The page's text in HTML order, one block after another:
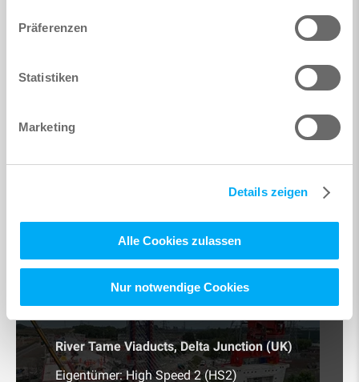
Präferenzen
Statistiken
Marketing
Details zeigen
Alle Cookies zulassen
Nur notwendige Cookies
Fundament: Soletanche-Bachy
Departement Var | Frankreich
River Tame Viaducts, Delta Junction (UK)
Eigentümer: High Speed 2 (HS2)